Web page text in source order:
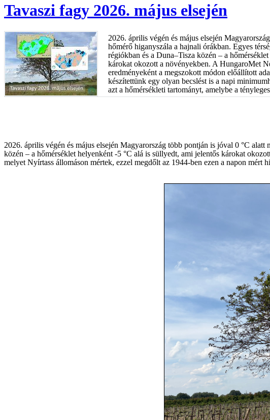
Tavaszi fagy 2026. május elsején
2026. április végén és május elsején
hőmérő higanyszála a hajnali órákban. Egyes
régiókban és a Duna–Tisza közén – a
károkat okozott a növényekben. A HungaroMet
eredményeként a megszokott módon előállított
készítettünk egy olyan becslést is a napi
azt a hőmérsékleti tartományt, amelybe a
2026. április végén és május elsején Magyarország több pontján is jóval 0 °C
közén – a hőmérséklet helyenként -5 °C alá is süllyedt, ami jelentős károkat
melyet Nyírtass állomáson mértek, ezzel megdőlt az 1944-ben ezen a napon mért